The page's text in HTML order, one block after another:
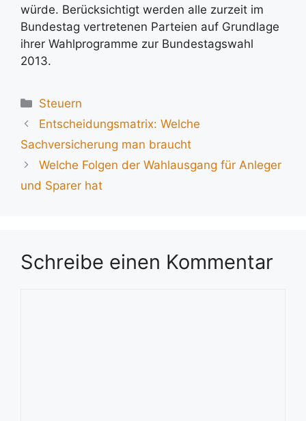
würde. Berücksichtigt werden alle zurzeit im
Bundestag vertretenen Parteien auf Grundlage
ihrer Wahlprogramme zur Bundestagswahl
2013.
Kategorien
Steuern
Entscheidungsmatrix: Welche
Sachversicherung man braucht
Welche Folgen der Wahlausgang für Anleger
und Sparer hat
Schreibe einen Kommentar